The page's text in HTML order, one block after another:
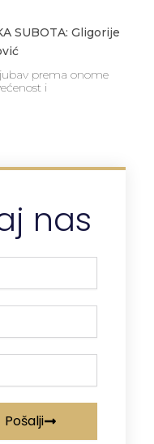
SUBOTA: Gligorije
prema onome
i
nas
Pošalji